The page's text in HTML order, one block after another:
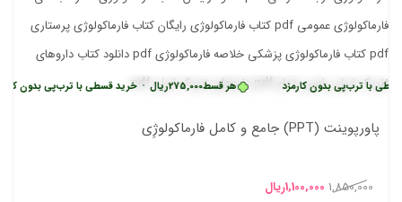
هر قسط275,000ریال • خرید قسطی با ترب‌پی بدون کارمزد بدون کارمزد
پاورپوینت (PPT) جامع و کامل فارماکولوژِی
1,850,000 قیمت
1,100,000ریال